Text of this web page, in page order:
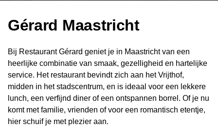
Gérard Maastricht
Bij Restaurant Gérard geniet je in Maastricht van een
heerlijke combinatie van smaak, gezelligheid en hartelijke
service. Het restaurant bevindt zich aan het Vrijthof,
midden in het stadscentrum, en is ideaal voor een lekkere
lunch, een verfijnd diner of een ontspannen borrel. Of je nu
komt met familie, vrienden of voor een romantisch etentje,
hier schuif je met plezier aan.